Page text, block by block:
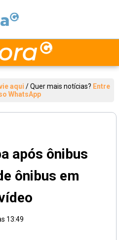
aqui /Quer mais notícias? Entre
WhatsApp
após ônibus
ônibus em
13:49